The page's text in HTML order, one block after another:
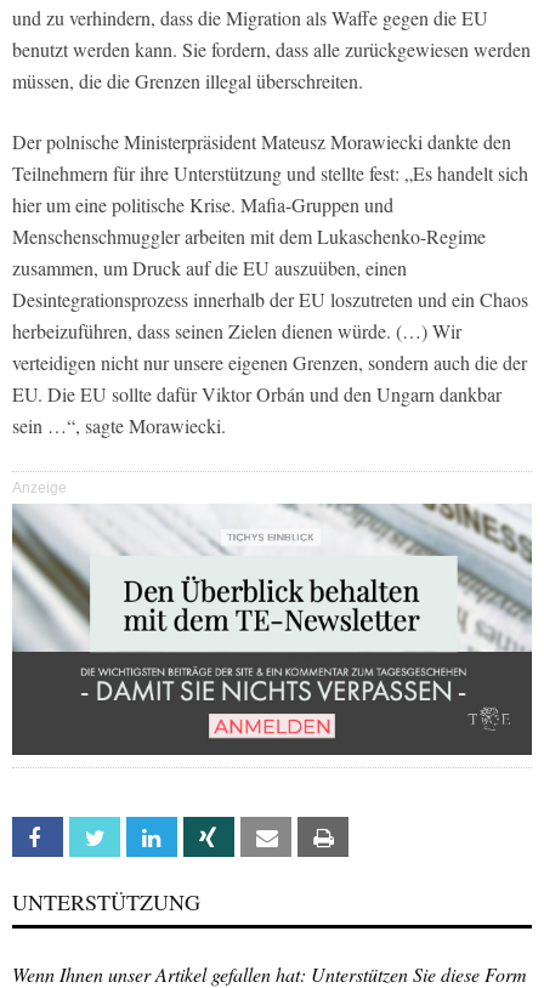
und zu verhindern, dass die Migration als Waffe gegen die EU
benutzt werden kann. Sie fordern, dass alle zurückgewiesen werden
müssen, die die Grenzen illegal überschreiten.
Der polnische Ministerpräsident Mateusz Morawiecki dankte den
Teilnehmern für ihre Unterstützung und stellte fest: „Es handelt sich
hier um eine politische Krise. Mafia-Gruppen und
Menschenschmuggler arbeiten mit dem Lukaschenko-Regime
zusammen, um Druck auf die EU auszuüben, einen
Desintegrationsprozess innerhalb der EU loszutreten und ein Chaos
herbeizuführen, dass seinen Zielen dienen würde. (…) Wir
verteidigen nicht nur unsere eigenen Grenzen, sondern auch die der
EU. Die EU sollte dafür Viktor Orbán und den Ungarn dankbar
sein …“, sagte Morawiecki.
Anzeige
Facebook Twitter Linkedin Xing Email
UNTERSTÜTZUNG
Wenn Ihnen unser Artikel gefallen hat: Unterstützen Sie diese Form